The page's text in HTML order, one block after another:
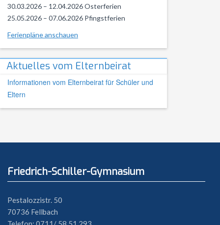
30.03.2026 – 12.04.2026 Osterferien
25.05.2026 – 07.06.2026 Pfingstferien
Ferienpläne anschauen
Aktuelles vom Elternbeirat
Informationen vom Elternbeirat für Schüler und
Eltern
Friedrich-Schiller-Gymnasium
Pestalozzistr. 50
70736 Fellbach